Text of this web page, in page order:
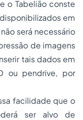
o Tabelião conste
em
será necessário
de imagens
tais dados em
ou pendrive, por
facilidade que o
ser alvo de